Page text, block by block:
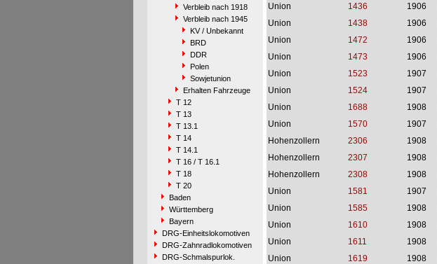
Verbleib nach 1918
Verbleib nach 1945
KV / Unbekannt
BRD
DDR
Polen
Sowjetunion
Erhalten Fahrzeuge
T 12
T 13
T 13.1
T 14
T 14.1
T 16 / T 16.1
T 18
T 20
Baden
Württemberg
Bayern
DRG-Einheitslokomotiven
DRG-Zahnradlokomotiven
DRG-Schmalspurlok.
Union
1436 1906
Union
1438 1906
Union
1472 1906
Union
1473 1906
Union
1523 1907
Union
1524 1907
Union
1688 1908
Union
1570 1907
Hohenzollern
2306 1908
Hohenzollern
2307 1908
Hohenzollern
2308 1908
Union
1581 1907
Union
1585 1908
Union
1610 1908
Union
1611 1908
Union
1619 1908